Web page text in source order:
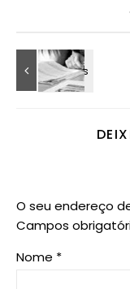
O seu endereço
Campos
Nome *